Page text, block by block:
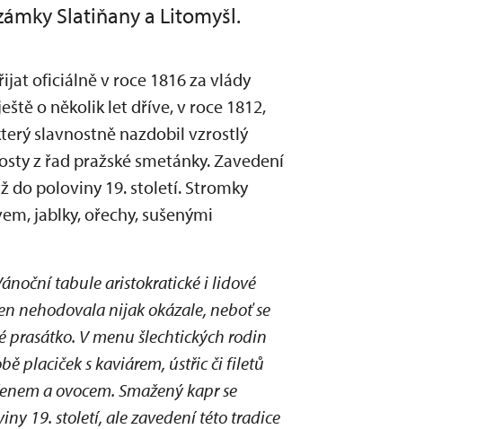
Slatiňany a Litomyšl.
oficiálně v roce 1816 za vlády
o několik let dříve, v roce 1812,
slavnostně nazdobil vzrostlý
z řad pražské smetánky. Zavedení
do poloviny 19. století. Stromky
jablky, ořechy, sušenými
tabule aristokratické i lidové
nehodovala nijak okázale, neboť se
V menu šlechtických rodin
placiček s kaviárem, ústřic či filetů
a ovocem. Smažený kapr se
19. století, ale zavedení této tradice